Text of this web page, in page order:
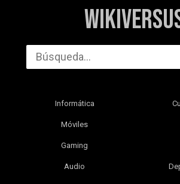
Informática
Móviles
Gaming
Audio